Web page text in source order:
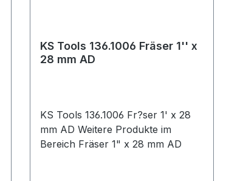
KS Tools 136.1006 Fräser 1'' x
28 mm AD
KS Tools 136.1006 Fr?ser 1' x 28
mm AD Weitere Produkte im
Bereich Fräser 1" x 28 mm AD